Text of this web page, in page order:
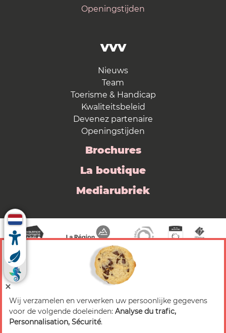
Openingstijden
VVV
Nieuws
Team
Toerisme & Handicap
Kwaliteitsbeleid
Devenez partenaire
Openingstijden
Brochures
La boutique
Mediarubriek
© 2026 Valence Romans Tourisme — Alle rechten
voorbehouden
Wij verzamelen en verwerken uw persoonlijke gegevens
voor de volgende doeleinden: Analyse du trafic,
Personnalisation, Sécurité.